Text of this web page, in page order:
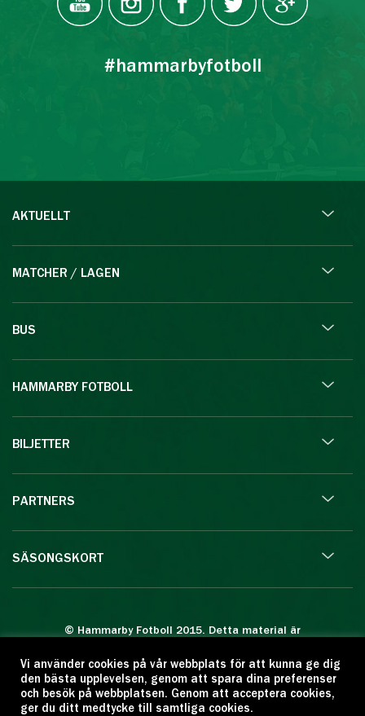
#hammarbyfotboll
AKTUELLT
MATCHER / LAGEN
BUS
HAMMARBY FOTBOLL
BILJETTER
PARTNERS
SÄSONGSKORT
© Hammarby Fotboll 2015. Detta material är
Eftertryck eller annan kopiering är förbjuden.
Citera oss gärna men ange källan:
www.hammarbyfotboll.se. Ansvarig utgivare:
Vi använder cookies på vår webbplats för att kunna ge dig
den bästa upplevelsen, genom att spara dina preferenser
och besök på webbplatsen. Genom att acceptera cookies,
ger du ditt medtycke till samtliga cookies.